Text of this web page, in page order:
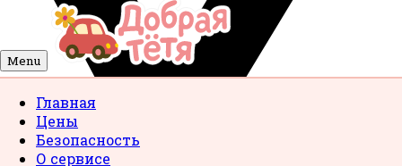
Menu
Главная
Цены
Безопасность
О сервисе